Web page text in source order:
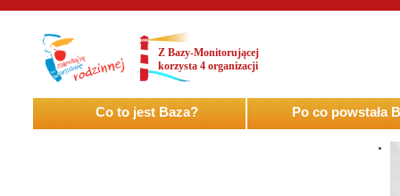
Z Bazy-Monitorującej
korzysta 4 organizacji
Co to jest Baza? Po co powstała